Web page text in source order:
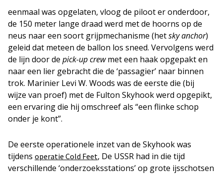
eenmaal was opgelaten, vloog de piloot er onderdoor,
de 150 meter lange draad werd met de hoorns op de
neus naar een soort grijpmechanisme (hetsky anchor)
geleid dat meteen de ballon los sneed. Vervolgens werd
de lijn door de pick-up crewmet een haak opgepakt en
naar een lier gebracht die de ‘passagier’ naar binnen
trok. Marinier Levi W. Woods was de eerste die (bij
wijze van proef) met de Fulton Skyhook werd opgepikt,
een ervaring die hij omschreef als “een flinke schop
onder je kont”.
De eerste operationele inzet van de Skyhook was
tijdens operatie Cold Feet, De USSR had in die tijd
verschillende ‘onderzoeksstations’ op grote ijsschotsen